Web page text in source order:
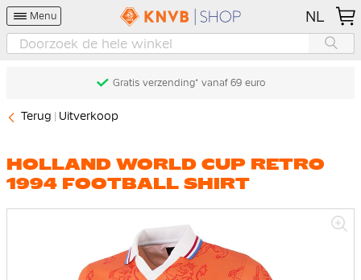
Menu NL
Gratis verzending* vanaf 69 euro
Terug Uitverkoop
HOLLAND WORLD CUP RETRO
1994 FOOTBALL SHIRT